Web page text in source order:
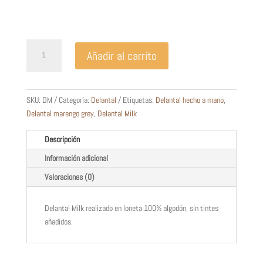
Añadir al carrito
SKU: DM Categoría: Delantal Etiquetas: Delantal hecho a mano,
Delantal marengo grey, Delantal Milk
Descripción
Información adicional
Valoraciones (0)
Delantal Milk realizado en loneta 100% algodón, sin tintes
añadidos.